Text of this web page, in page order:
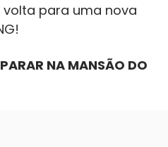
para uma nova
NA MANSÃO DO